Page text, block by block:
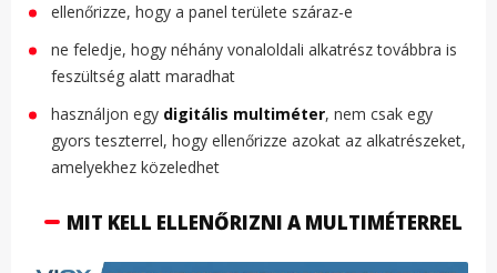
ellenőrizze, hogy a panel területe száraz-e
ne feledje, hogy néhány vonaloldali alkatrész továbbra is
feszültség alatt maradhat
használjon egy digitális multiméter, nem csak egy
gyors teszterrel, hogy ellenőrizze azokat az alkatrészeket,
amelyekhez közeledhet
MIT KELL ELLENŐRIZNI A MULTIMÉTERREL